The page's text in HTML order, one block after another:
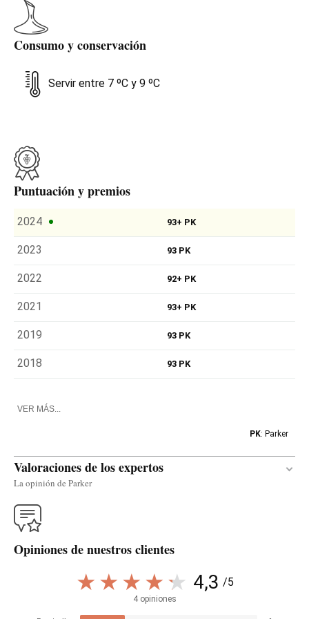
Consumo y conservación
Servir entre 7 ºC y 9 ºC
Puntuación y premios
2024 93+ PK
2023 93 PK
2022 92+ PK
2021 93+ PK
2019 93 PK
2018 93 PK
VER MÁS...
PK: Parker
Valoraciones de los expertos
La opinión de Parker
Traducir
nose of yellow fruit. Despite the ripeness (it's 14%
alcohol), the vineyards in Bierzo—on sandy,
Opiniones de nuestros clientes
4,3 /5
4 opiniones